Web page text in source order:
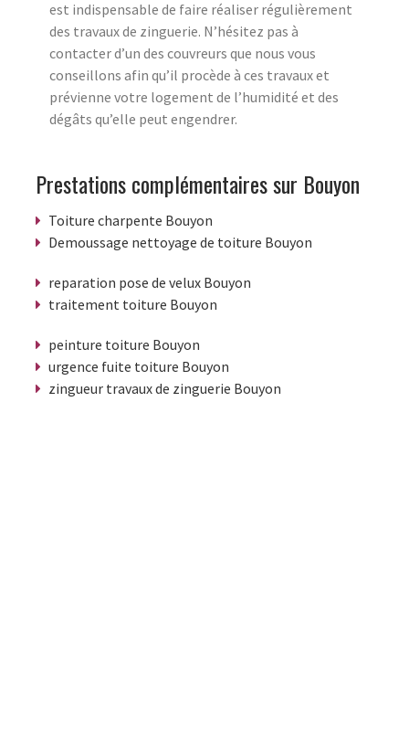
est indispensable de faire réaliser régulièrement
des travaux de zinguerie. N’hésitez pas à
contacter d’un des couvreurs que nous vous
conseillons afin qu’il procède à ces travaux et
prévienne votre logement de l’humidité et des
dégâts qu’elle peut engendrer.
Prestations complémentaires sur Bouyon
Toiture charpente Bouyon
Demoussage nettoyage de toiture Bouyon
reparation pose de velux Bouyon
traitement toiture Bouyon
peinture toiture Bouyon
urgence fuite toiture Bouyon
zingueur travaux de zinguerie Bouyon